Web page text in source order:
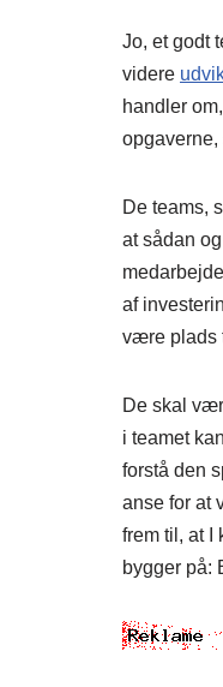
Jo, et godt
videre
handler
De teams,
at sådan
af
være plads
De skal
i teamet
forstå den
anse for at
frem til, at I
bygger på: